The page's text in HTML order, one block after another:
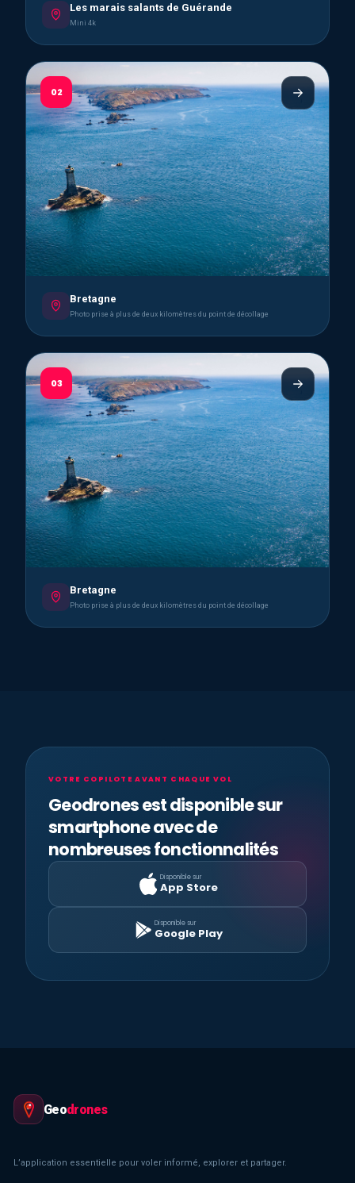
Les marais salants de Guérande
Mini 4k
02
Bretagne
Photo prise à plus de deux kilomètres du point de décollage
03
Bretagne
Photo prise à plus de deux kilomètres du point de décollage
VOTRE COPILOTE AVANT CHAQUE VOL
Geodrones est disponible sur
smartphone avec de
nombreuses fonctionnalités
Disponible sur
App Store
Disponible sur
Google Play
Geodrones
L’application essentielle pour voler informé, explorer et partager.